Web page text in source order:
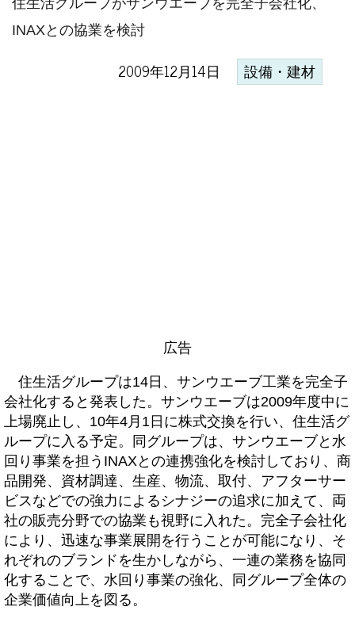
住生活グループがサンウエーブを完全子会社化、
INAXとの協業を検討
2009年12月14日 設備・建材
広告
住生活グループは14日、サンウエーブ工業を完全子
会社化すると発表した。サンウエーブは2009年度中に
上場廃止し、10年4月1日に株式交換を行い、住生活グ
ループに入る予定。同グループは、サンウエーブと水
回り事業を担うINAXとの連携強化を検討しており、商
品開発、資材調達、生産、物流、取付、アフターサー
ビスなどでの強力によるシナジーの追求に加えて、両
社の販売分野での協業も視野に入れた。完全子会社化
により、迅速な事業展開を行うことが可能になり、そ
れぞれのブランドを生かしながら、一連の業務を協同
化することで、水回り事業の強化、同グループ全体の
企業価値向上を図る。